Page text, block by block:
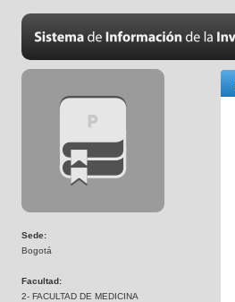
Sede:
Bogotá
Facultad:
2- FACULTAD DE MEDICINA